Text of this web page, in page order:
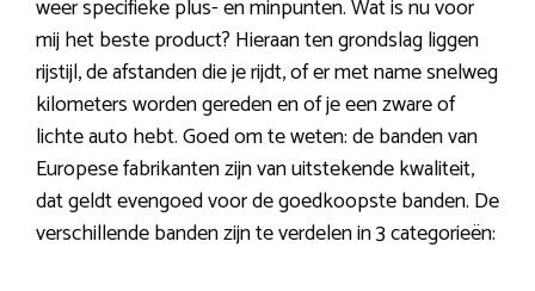
weer specifieke plus- en minpunten. Wat is nu voor
mij het beste product? Hieraan ten grondslag liggen
rijstijl, de afstanden die je rijdt, of er met name snelweg
kilometers worden gereden en of je een zware of
lichte auto hebt. Goed om te weten: de banden van
Europese fabrikanten zijn van uitstekende kwaliteit,
dat geldt evengoed voor de goedkoopste banden. De
verschillende banden zijn te verdelen in 3 categorieën: